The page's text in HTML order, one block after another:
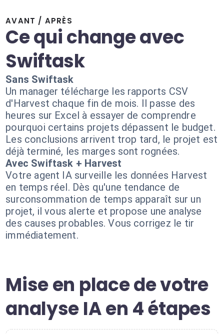
AVANT / APRÈS
Ce qui change avec
Swiftask
Sans Swiftask
Un manager télécharge les rapports CSV
d'Harvest chaque fin de mois. Il passe des
heures sur Excel à essayer de comprendre
pourquoi certains projets dépassent le budget.
Les conclusions arrivent trop tard, le projet est
déjà terminé, les marges sont rognées.
Avec Swiftask + Harvest
Votre agent IA surveille les données Harvest
en temps réel. Dès qu'une tendance de
surconsommation de temps apparaît sur un
projet, il vous alerte et propose une analyse
des causes probables. Vous corrigez le tir
immédiatement.
Mise en place de votre
analyse IA en 4 étapes